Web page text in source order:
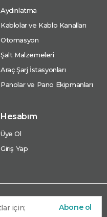
Aydınlatma
Kablolar ve Kablo Kanalları
Otomasyon
Şalt Malzemeleri
Araç Şarj İstasyonları
Panolar ve Pano Ekipmanları
Hesabım
Üye Ol
Giriş Yap
Abone ol